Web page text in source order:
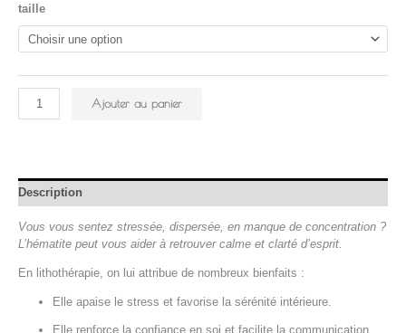
taille
Ajouter au panier
Description
Vous vous sentez stressée, dispersée, en manque de concentration ?
L’hématite peut vous aider à retrouver calme et clarté d’esprit.
En lithothérapie, on lui attribue de nombreux bienfaits :
Elle apaise le stress et favorise la sérénité intérieure.
Elle renforce la confiance en soi et facilite la communication